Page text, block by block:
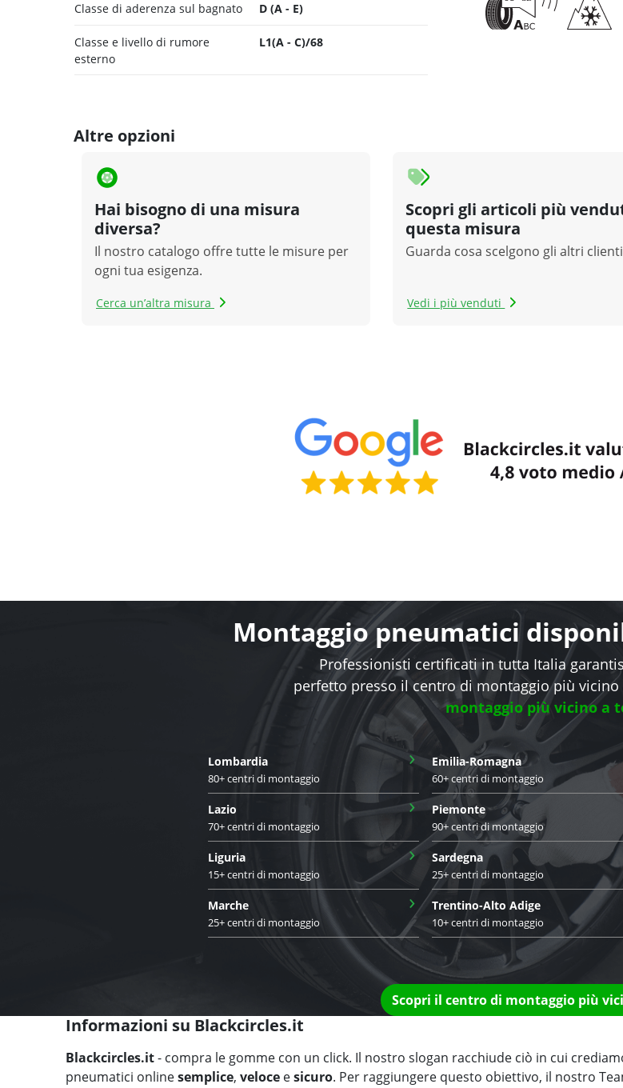
Classe di aderenza sul bagnato D (A - E)
Classe e livello di rumore
esterno
L1(A - C)/68
Altre opzioni
Hai bisogno di una misura
diversa?
Il nostro catalogo offre tutte le misure per
ogni tua esigenza.
Cerca un’altra misura
Scopri gli articoli più
questa misura
Guarda cosa scelgono gli altri
Vedi i più venduti
Montaggio pneumatici
Professionisti certificati in tutta Italia
perfetto presso il centro di montaggio più vicino
montaggio più vicino a
Lombardia
80+ centri di montaggio
› Emilia-Romagna
60+ centri di montaggio
Lazio
70+ centri di montaggio
› Piemonte
90+ centri di montaggio
Liguria
15+ centri di montaggio
› Sardegna
25+ centri di montaggio
Marche
25+ centri di montaggio
› Trentino-Alto Adige
10+ centri di montaggio
Scopri il centro di montaggio più
Informazioni su Blackcircles.it
Blackcircles.it- compra le gomme con un click. Il nostro slogan racchiude ciò in cui
pneumatici onlinesemplice, veloce esicuro. Per raggiungere questo obiettivo, il nostro